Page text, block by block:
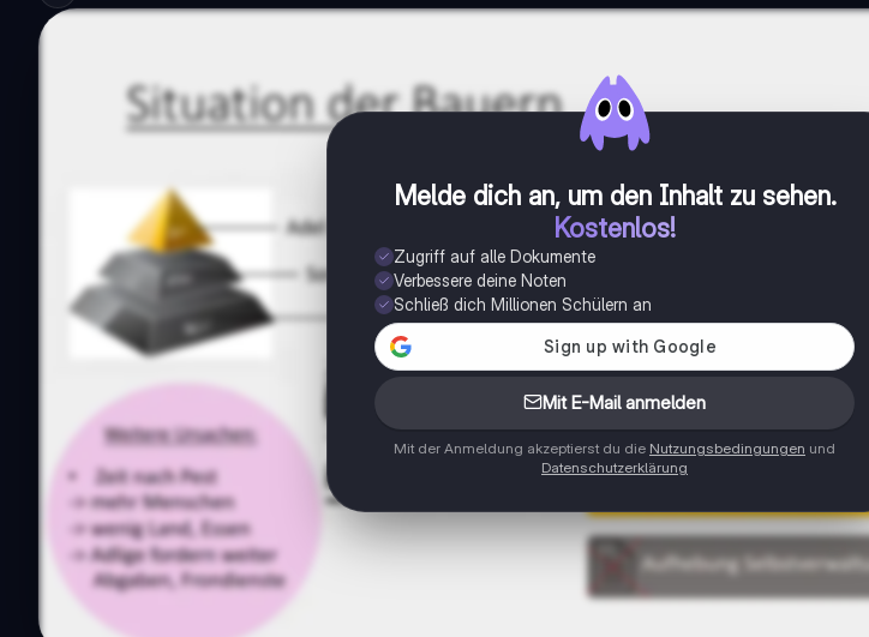
Melde dich an, um den Inhalt zu sehen.
Kostenlos!
Zugriff auf alle Dokumente
Verbessere deine Noten
Schließ dich Millionen Schülern an
Mit E-Mail anmelden
Mit der Anmeldung akzeptierst du die Nutzungsbedingungen und
Datenschutzerklärung